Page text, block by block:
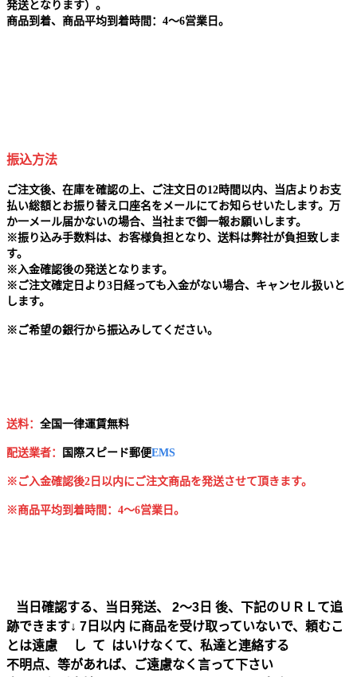
発送となります）。
商品到着、商品平均到着時間：4～6営業日。
振込方法
ご注文後、在庫を確認の上、ご注文日の12時間以内、当店よりお支
払い総額とお振り替え口座名をメールにてお知らせいたします。万
か一メール届かないの場合、当社まで御一報お願いします。
※振り込み手数料は、お客様負担となり、送料は弊社が負担致しま
す。
※ 入金確認後の発送となります。
※ ご注文確定日より3日経っても入金がない場合、キャンセル扱いと
します。
※ ご希望の銀行から振込みしてください。
送料： 全国一律運賃無料
配送業者： 国 際スピード郵便EMS
※ご入金確認後2日以内にご注文商品を発送させて頂きます。
※商品平均到着時間：4～6営業日。
当日確認する、当日発送、 2～3日 後、下記のＵＲＬて追
跡できます↓ 7日以内 に商品を受け取っていないで、頼むこ
とは遠慮 し て はいけなくて、私達と連絡する
不明点、等があれば、ご遠慮なく言って下さい